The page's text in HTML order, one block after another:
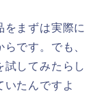
をまずは実際に
です。でも、
試してみたらし
いたんですよ